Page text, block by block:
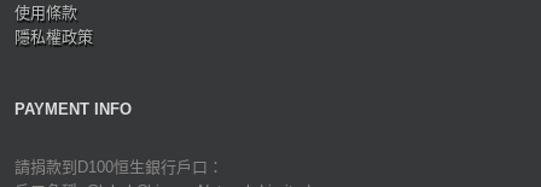
使用條款
隱私權政策
PAYMENT INFO
請捐款到D100恒生銀行戶口：